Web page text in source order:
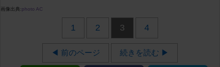
画像出典:photo AC
1 2 3 4
◀ 前のページ 続きを読む ▶